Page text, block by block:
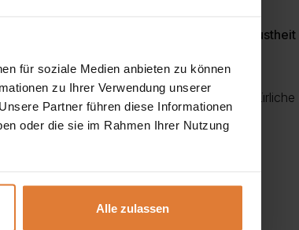
für soziale Medien anbieten zu können
zu Ihrer Verwendung unserer
Partner führen diese Informationen
oder die sie im Rahmen Ihrer Nutzung
Alle zulassen
Robustheit
Sitzecken. Die klaren Linien und die natürliche